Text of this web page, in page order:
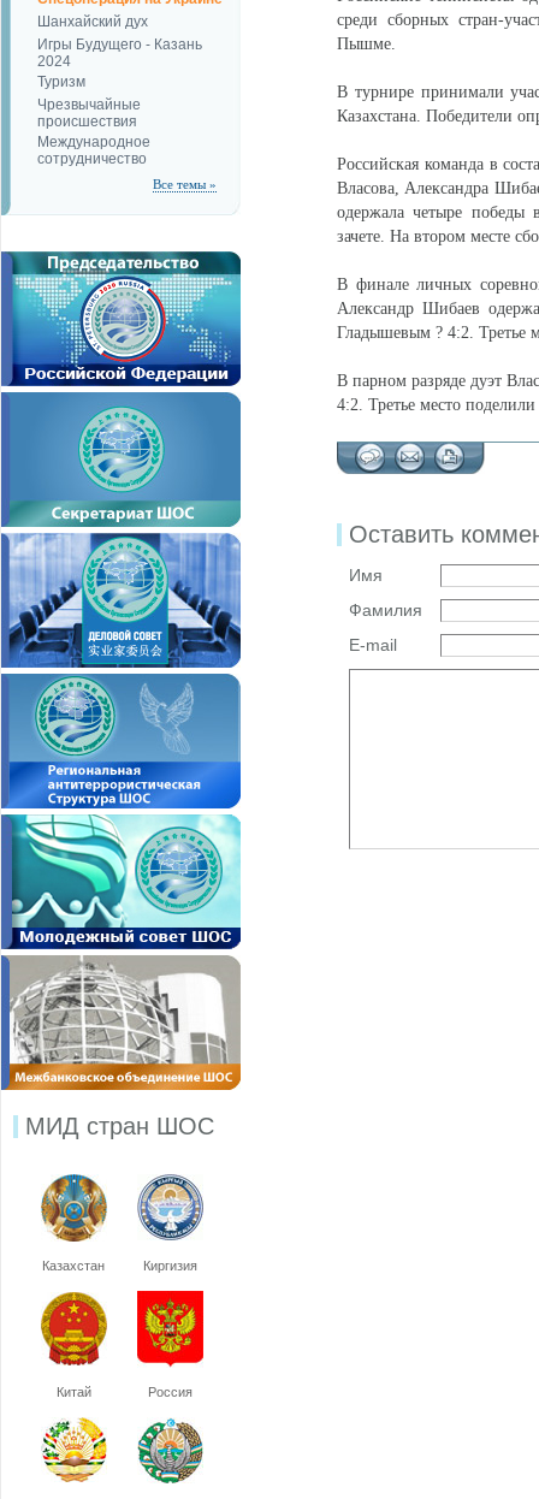
Шанхайский дух
Игры Будущего - Казань
2024
Туризм
Чрезвычайные
происшествия
Международное
сотрудничество
Все темы »
МИД стран ШОС
Казахстан Киргизия
Китай Россия
среди сборных стран-
Пышме.
В турнире принимали
Казахстана. Победители
Российская команда в
Власова, Александра
одержала четыре победы
зачете. На втором месте
В финале личных
Александр Шибаев
Гладышевым ? 4:2. Третье
В парном разряде дуэт
4:2. Третье место
Оставить
Имя
Фамилия
E-mail